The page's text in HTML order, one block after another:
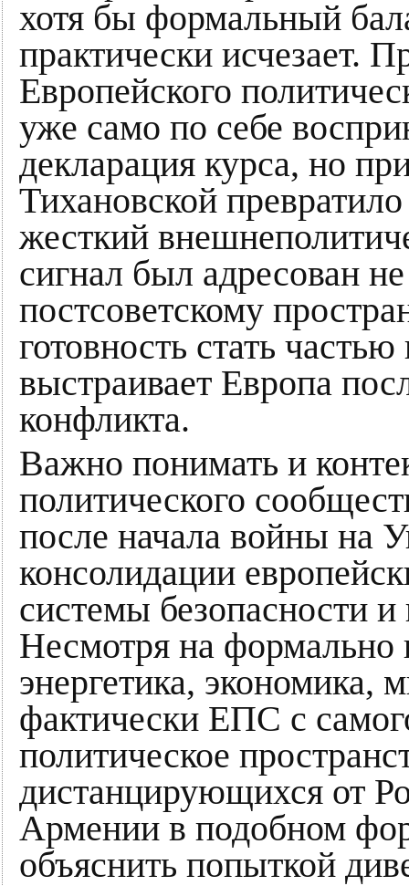
хотя бы формальный
практически исчезает.
Европейского
уже само по себе
декларация курса, но
Тихановской
жесткий
сигнал был адресован
постсоветскому
готовность стать
выстраивает Европа
конфликта.
Важно понимать и
политического
после начала войны на
консолидации
системы безопасности
Несмотря на формально
энергетика, экономика,
фактически ЕПС с
политическое
дистанцирующихся от
Армении в подобном
объяснить попыткой